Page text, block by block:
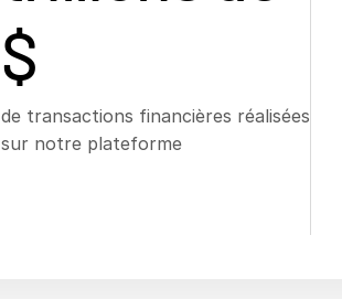
$
de transactions financières réalisées
sur notre plateforme